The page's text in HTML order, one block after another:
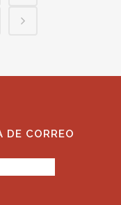
DE CORREO